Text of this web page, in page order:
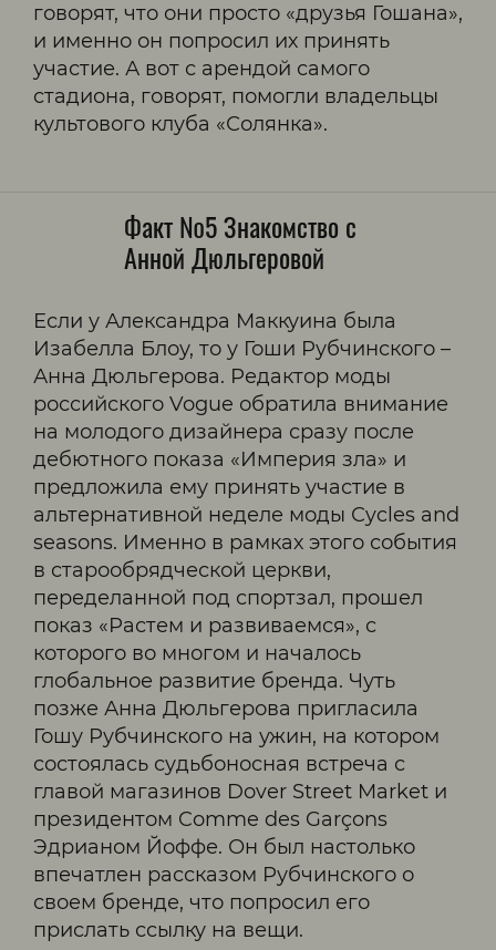
говорят, что они просто «друзья Гошана»,
и именно он попросил их принять
участие. А вот с арендой самого
стадиона, говорят, помогли владельцы
культового клуба «Солянка».
Факт №5 Знакомство с
Анной Дюльгеровой
Если у Александра Маккуина была
Изабелла Блоу, то у Гоши Рубчинского –
Анна Дюльгерова. Редактор моды
российского Vogue обратила внимание
на молодого дизайнера сразу после
дебютного показа «Империя зла» и
предложила ему принять участие в
альтернативной неделе моды Сycles and
seasons. Именно в рамках этого события
в старообрядческой церкви,
переделанной под спортзал, прошел
показ «Растем и развиваемся», с
которого во многом и началось
глобальное развитие бренда. Чуть
позже Анна Дюльгерова пригласила
Гошу Рубчинского на ужин, на котором
состоялась судьбоносная встреча с
главой магазинов Dover Street Market и
президентом Comme des Garçons
Эдрианом Йоффе. Он был настолько
впечатлен рассказом Рубчинского о
своем бренде, что попросил его
прислать ссылку на вещи.